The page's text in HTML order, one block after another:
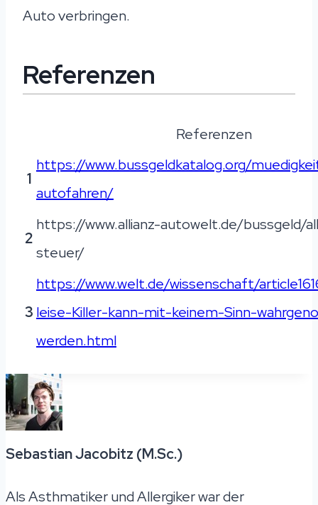
Auto verbringen.
Referenzen
Referenzen
1
https://www.bussgeldkatalog.org/
autofahren/
2
https://www.allianz-autowelt.de/bussgeld/
steuer/
3
https://www.welt.de/wissenschaft/
leise-Killer-kann-mit-keinem-Sinn-
werden.html
Sebastian Jacobitz (M.Sc.)
Als Asthmatiker und Allergiker war der